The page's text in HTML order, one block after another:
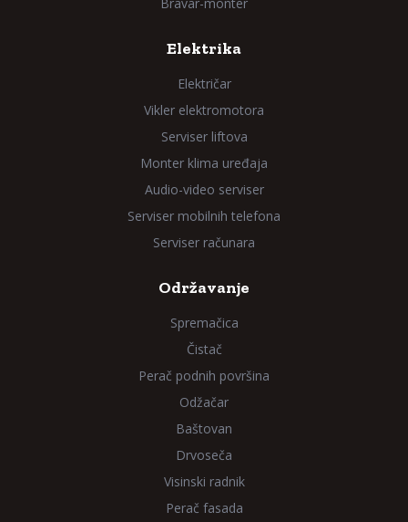
Elektrika
Električar
Vikler elektromotora
Serviser liftova
Monter klima uređaja
Audio-video serviser
Serviser mobilnih telefona
Serviser računara
Održavanje
Spremačica
Čistač
Perač podnih površina
Odžačar
Baštovan
Drvoseča
Visinski radnik
Perač fasada